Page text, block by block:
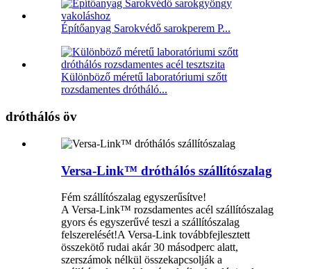
Építőanyag Sarokvédő sarokperem P...
Különböző méretű laboratóriumi szőtt
rozsdamentes drótháló...
dróthálós öv
Versa-Link™ dróthálós szállítószalag
Fém szállítószalag egyszerűsítve!
A Versa-Link™ rozsdamentes acél szállítószalag
gyors és egyszerűvé teszi a szállítószalag
felszerelését!A Versa-Link továbbfejlesztett
összekötő rudai akár 30 másodperc alatt,
szerszámok nélkül összekapcsolják a